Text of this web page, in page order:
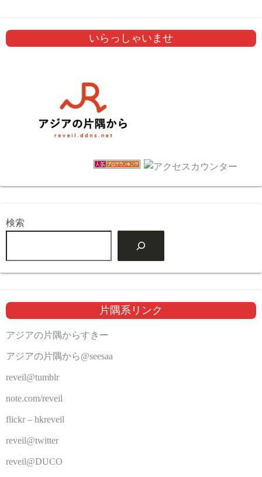
いらっしゃいませ
検索
片隅系リンク
アジアの片隅からすきー
アジアの片隅から@seesaa
reveil@tumblr
note.com/reveil
flickr – hkreveil
reveil@twitter
reveil@DUCO